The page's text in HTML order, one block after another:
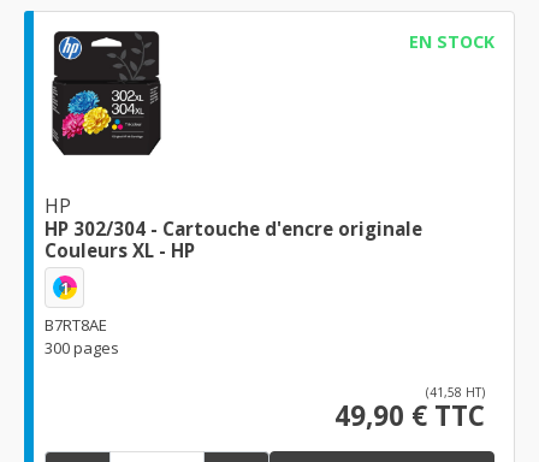
EN STOCK
HP
HP 302/304 - Cartouche d'encre originale
Couleurs XL - HP
1
B7RT8AE
300 pages
(41,58 HT)
49,90 € TTC